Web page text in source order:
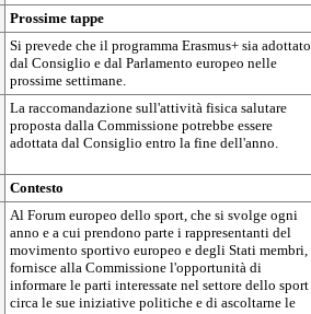
Prossime tappe
Si prevede che il programma Erasmus+ sia adottato
dal Consiglio e dal Parlamento europeo nelle
prossime settimane.
La raccomandazione sull'attività fisica salutare
proposta dalla Commissione potrebbe essere
adottata dal Consiglio entro la fine dell'anno.
Contesto
Al Forum europeo dello sport, che si svolge ogni
anno e a cui prendono parte i rappresentanti del
movimento sportivo europeo e degli Stati membri,
fornisce alla Commissione l'opportunità di
informare le parti interessate nel settore dello sport
circa le sue iniziative politiche e di ascoltarne le